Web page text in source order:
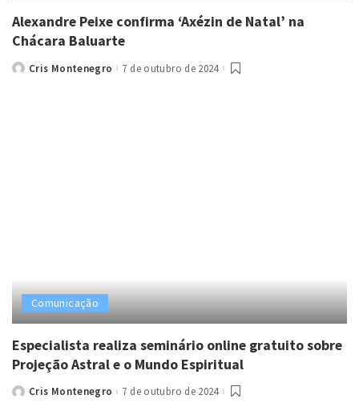
Alexandre Peixe confirma ‘Axézin de Natal’ na
Chácara Baluarte
PostedCris Montenegro 7 de outubro de 2024
Comunicação
Especialista realiza seminário online gratuito sobre
Projeção Astral e o Mundo Espiritual
PostedCris Montenegro 7 de outubro de 2024